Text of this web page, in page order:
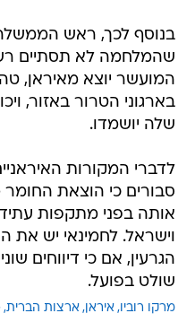
בנוסף לכך, ראש הממשלה
שהמלחמה לא תסתיים
המועשר יוצא מאיראן,
בארגוני הטרור באזור,
שלה יושמדו.
לדברי המקורות
סבורים כי הוצאת
אותה בפני מתקפות
וישראל. לחמינאי יש את
הגרעין, אם כי דיווחים
שולט בפועל.
מרקו רוביו איראן ארצות הברית